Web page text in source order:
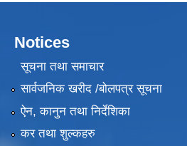
Notices
सूचना तथा समाचार
सार्वजनिक खरीद /बोलपत्र सूचना
ऐन, कानुन तथा निर्देशिका
कर तथा शुल्कहरु